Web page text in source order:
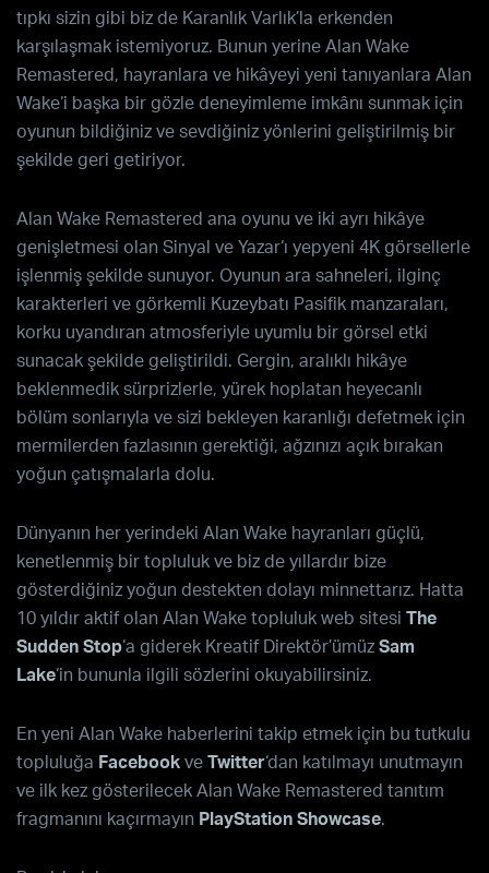
tıpkı sizin gibi biz de Karanlık Varlık’la erkenden
karşılaşmak istemiyoruz. Bunun yerine Alan Wake
Remastered , hayranlara ve hikâyeyi yeni tanıyanlara Alan
Wake‘i başka bir gözle deneyimleme imkânı sunmak için
oyunun bildiğiniz ve sevdiğiniz yönlerini geliştirilmiş bir
şekilde geri getiriyor.
Alan Wake Remastered ana oyunu ve iki ayrı hikâye
genişletmesi olan Sinyal ve Yazar‘ı yepyeni 4K görsellerle
işlenmiş şekilde sunuyor. Oyunun ara sahneleri, ilginç
karakterleri ve görkemli Kuzeybatı Pasifik manzaraları,
korku uyandıran atmosferiyle uyumlu bir görsel etki
sunacak şekilde geliştirildi. Gergin, aralıklı hikâye
beklenmedik sürprizlerle, yürek hoplatan heyecanlı
bölüm sonlarıyla ve sizi bekleyen karanlığı defetmek için
mermilerden fazlasının gerektiği, ağzınızı açık bırakan
yoğun çatışmalarla dolu.
Dünyanın her yerindeki Alan Wake hayranları güçlü,
kenetlenmiş bir topluluk ve biz de yıllardır bize
gösterdiğiniz yoğun destekten dolayı minnettarız. Hatta
10 yıldır aktif olan Alan Wake topluluk web sitesi The
Sudden Stop‘a giderek Kreatif Direktör’ümüz Sam
Lake‘in bununla ilgili sözlerini okuyabilirsiniz.
En yeni Alan Wake haberlerini takip etmek için bu tutkulu
topluluğa Facebook ve Twitter‘dan katılmayı unutmayın
ve ilk kez gösterilecek Alan Wake Remastered tanıtım
fragmanını kaçırmayın PlayStation Showcase.